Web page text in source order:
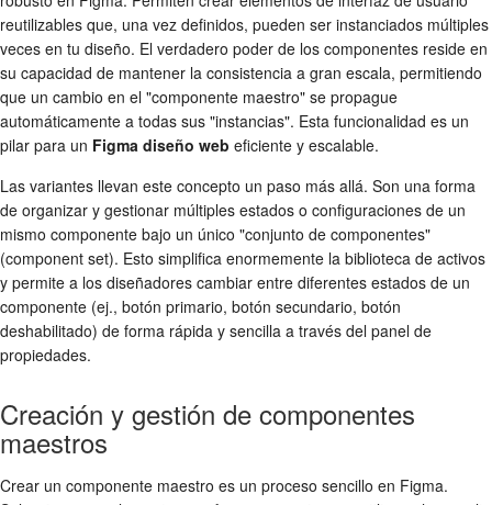
reutilizables que, una vez definidos, pueden ser instanciados múltiples
veces en tu diseño. El verdadero poder de los componentes reside en
su capacidad de mantener la consistencia a gran escala, permitiendo
que un cambio en el "componente maestro" se propague
automáticamente a todas sus "instancias". Esta funcionalidad es un
pilar para un Figma diseño web eficiente y escalable.
Las variantes llevan este concepto un paso más allá. Son una forma
de organizar y gestionar múltiples estados o configuraciones de un
mismo componente bajo un único "conjunto de componentes"
(component set). Esto simplifica enormemente la biblioteca de activos
y permite a los diseñadores cambiar entre diferentes estados de un
componente (ej., botón primario, botón secundario, botón
deshabilitado) de forma rápida y sencilla a través del panel de
propiedades.
Creación y gestión de componentes
maestros
Crear un componente maestro es un proceso sencillo en Figma.